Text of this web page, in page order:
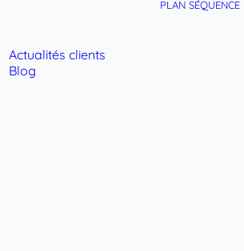
Actualités clients
Blog
PLAN SÉQUENCE